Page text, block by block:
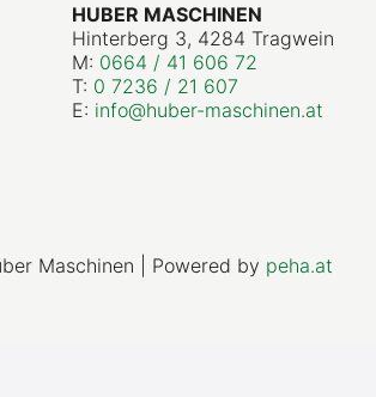
HUBER MASCHINEN
Hinterberg 3, 4284 Tragwein
M: 0664 / 41 606 72
T: 0 7236 / 21 607
E: info@huber-maschinen.at
Maschinen | Powered by peha.at